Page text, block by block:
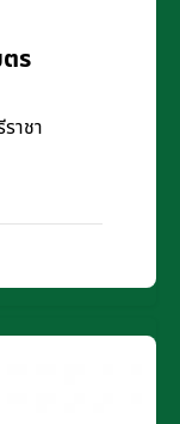
ร
าชา